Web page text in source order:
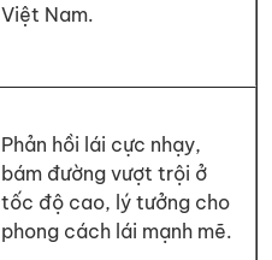
Việt Nam.
Phản hồi lái cực nhạy,
bám đường vượt trội ở
tốc độ cao, lý tưởng cho
phong cách lái mạnh mẽ.